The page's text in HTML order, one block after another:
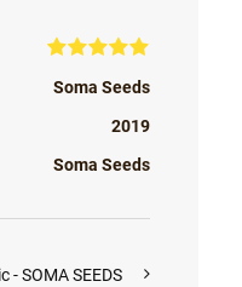
Soma Seeds
2019
Soma Seeds
SOMA SEEDS